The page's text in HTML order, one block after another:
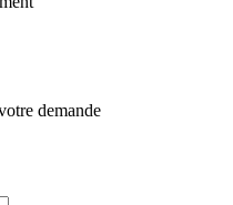
demande